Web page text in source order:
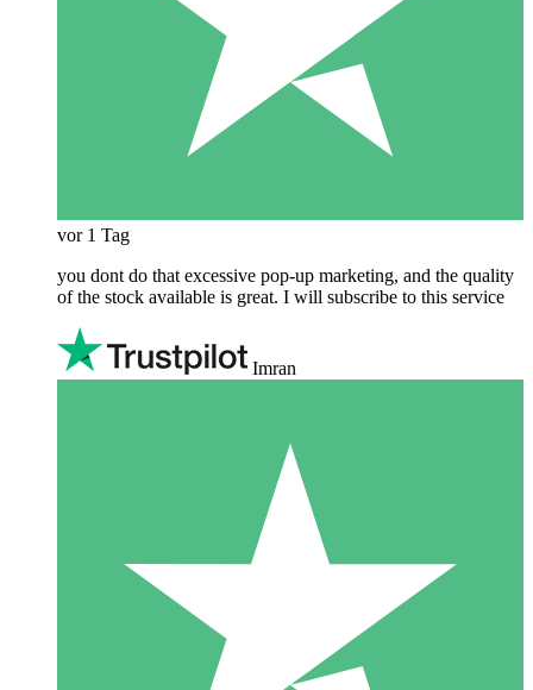
vor 1 Tag
you dont do that excessive pop-up marketing, and the quality
of the stock available is great. I will subscribe to this service
Imran